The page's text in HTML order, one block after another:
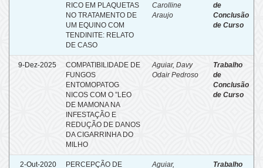
RICO EM PLAQUETAS
NO TRATAMENTO DE
UM EQUINO COM
TENDINITE: RELATO
DE CASO
Carolline
Araujo
de
Conclusão
de Curso
9-Dez-2025
COMPATIBILIDADE DE
FUNGOS
ENTOMOPATOG
NICOS COM O ”LEO
DE MAMONA NA
INFESTAÇÃO E
REDUÇÃO DE DANOS
DA CIGARRINHA DO
MILHO
Aguiar, Davy
Odair Pedroso
Trabalho
de
Conclusão
de Curso
2-Out-2020 PERCEPÇÃO DE Aguiar, Trabalho